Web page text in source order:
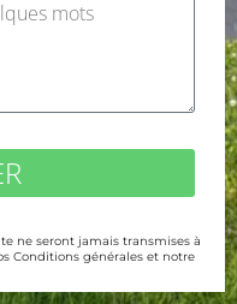
ne seront jamais transmises à
Conditions générales et notre